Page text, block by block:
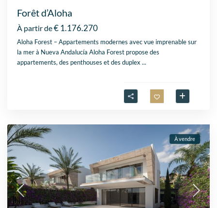
Forêt d’Aloha
À partir de€ 1.176.270
Aloha Forest – Appartements modernes avec vue imprenable sur
la mer à Nueva Andalucía Aloha Forest propose des
appartements, des penthouses et des duplex...
À vendre